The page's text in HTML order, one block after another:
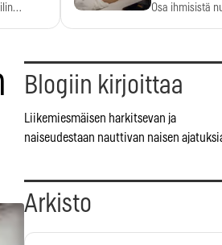
Osa ihmisistä
Blogiin kirjoittaa
Liikemiesmäisen harkitsevan ja
naiseudestaan nauttivan naisen
Arkisto